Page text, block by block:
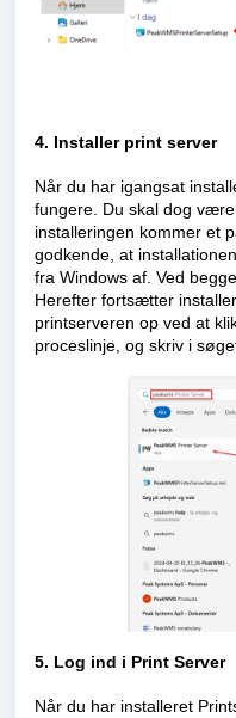
4. Installer print server
Når du har igangsat
fungere. Du skal dog
installeringen kommer et
godkende, at
fra Windows af. Ved
Herefter fortsætter
printserveren op ved at
proceslinje, og skriv i
5. Log ind i Print Server
Når du har installeret